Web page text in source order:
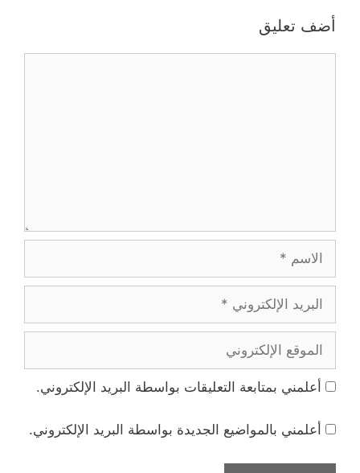
أضف تعليق
الإلكتروني
الإلكتروني
أعلمني بمتابعة التعليقات بواسطة البريد الإلكتروني.
أعلمني بالمواضيع الجديدة بواسطة البريد الإلكتروني.